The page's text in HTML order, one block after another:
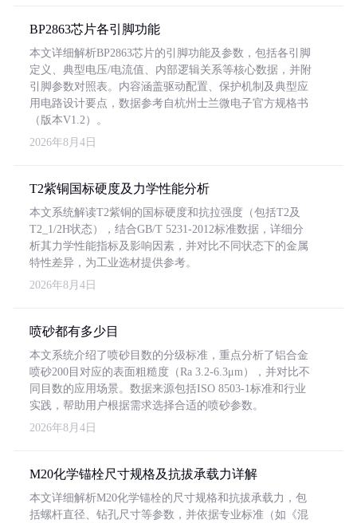
BP2863芯片各引脚功能
本文详细解析BP2863芯片的引脚功能及参数，包括各引脚
定义、典型电压/电流值、内部逻辑关系等核心数据，并附
引脚参数对照表。内容涵盖驱动配置、保护机制及典型应
用电路设计要点，数据参考自杭州士兰微电子官方规格书
（版本V1.2）。
2026年8月4日
T2紫铜国标硬度及力学性能分析
本文系统解读T2紫铜的国标硬度和抗拉强度（包括T2及
T2_1/2H状态），结合GB/T 5231-2012标准数据，详细分
析其力学性能指标及影响因素，并对比不同状态下的金属
特性差异，为工业选材提供参考。
2026年8月4日
喷砂都有多少目
本文系统介绍了喷砂目数的分级标准，重点分析了铝合金
喷砂200目对应的表面粗糙度（Ra 3.2-6.3μm），并对比不
同目数的应用场景。数据来源包括ISO 8503-1标准和行业
实践，帮助用户根据需求选择合适的喷砂参数。
2026年8月4日
M20化学锚栓尺寸规格及抗拔承载力详解
本文详细解析M20化学锚栓的尺寸规格和抗拔承载力，包
括螺杆直径、钻孔尺寸等参数，并依据专业标准（如《混